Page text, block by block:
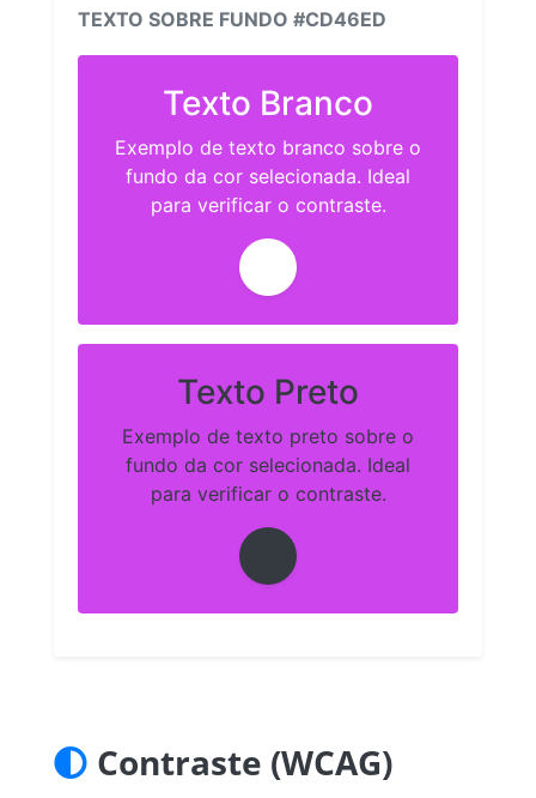
TEXTO SOBRE FUNDO #CD46ED
Texto Branco
Exemplo de texto branco sobre o
fundo da cor selecionada. Ideal
para verificar o contraste.
Texto Preto
Exemplo de texto preto sobre o
fundo da cor selecionada. Ideal
para verificar o contraste.
Contraste (WCAG)